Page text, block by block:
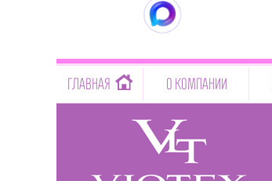
ГЛАВНАЯ О КОМПАНИИ
-->